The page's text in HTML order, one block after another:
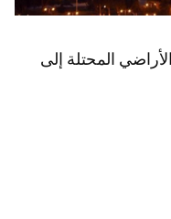
المحتلة إلى